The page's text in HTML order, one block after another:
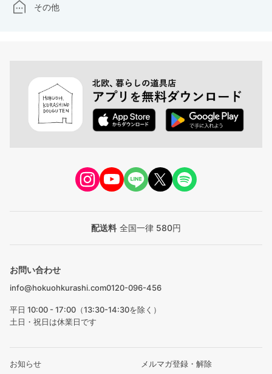
その他
配送料 全国一律 580円
お問い合わせ
info@hokuohkurashi.com0120-096-456
平日 10:00 - 17:00（13:30-14:30を除く）
土日・祝日は休業日です
お知らせ メルマガ登録・解除